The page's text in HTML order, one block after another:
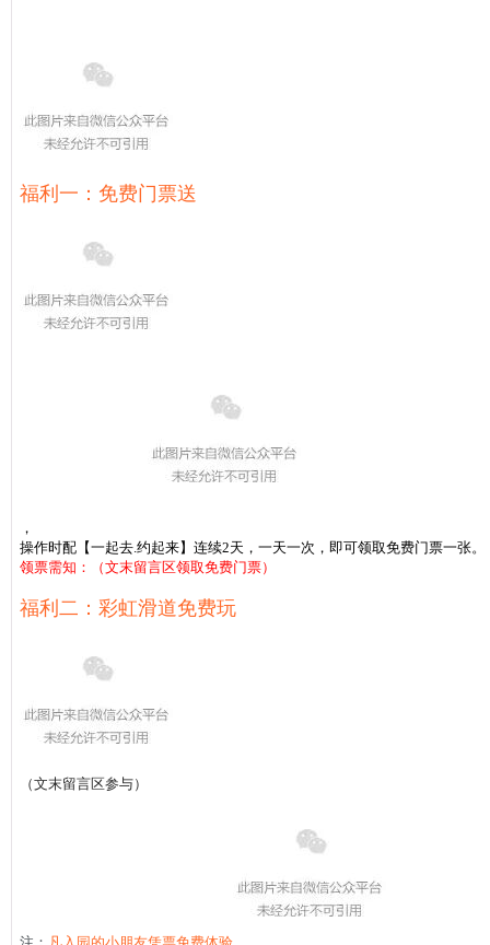
福利一：免费门票送
，
操作时配 【一起去.约起来】连续2天， 一天一次， 即可领取免费门票一张。
领票需知：
（文末留言区领取免费门票）
福利二：彩虹滑道免费玩
（文末留言区参与）